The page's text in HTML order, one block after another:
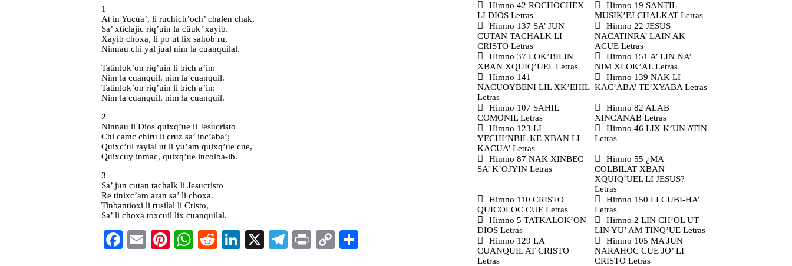
1
At in Yucua’, li ruchich’och’ chalen chak,
Sa’ xticlajic riq’uin la cüuk’ xayib.
Xayib choxa, li po ut lix sahob ru,
Ninnau chi yal jual nim la cuanquilal.
Tatinlok’on riq’uin li bich a’in:
Nim la cuanquil, nim la cuanquil.
Tatinlok’on riq’uin li bich a’in:
Nim la cuanquil, nim la cuanquil.
2
Ninnau li Dios quixq’ue li Jesucristo
Chi camc chiru li cruz sa’ inc’aba’;
Quixc’ul raylal ut li yu’am quixq’ue cue,
Quixcuy inmac, quixq’ue incolba-ib.
3
Sa’ jun cutan tachalk li Jesucristo
Re tinixc’am aran sa’ li choxa.
Tinbantioxi li rusilal li Cristo,
Sa’ li choxa toxcuil lix cuanquilal.
Facebook
EmailPinterest
WhatsApp
RedditLinkedIn
X Telegram
PrintCopy
Himno 42 ROCHOCHEX
LI DIOS Letras
Himno 19 SANTIL
MUSIK’EJ CHALKAT Letras
Himno 137 SA’ JUN
CUTAN TACHALK LI
CRISTO Letras
Himno 22 JESUS
NACATINRA’ LAIN AK
ACUE Letras
Himno 37 LOK’BILIN
XBAN XQUIQ’UEL Letras
Himno 151 A’ LIN NA’
NIM XLOK’AL Letras
Himno 141
NACUOYBENI LIL XK’EHIL
Letras
Himno 139 NAK LI
KAC’ABA’ TE’XYABA Letras
Himno 107 SAHIL
COMONIL Letras
Himno 82 ALAB
XINCANAB Letras
Himno 123 LI
YECHI’NBIL KE XBAN LI
KACUA’ Letras
Himno 46 LIX K’UN ATIN
Letras
Himno 87 NAK XINBEC
SA’ K’OJYIN Letras
Himno 55 ¿MA
COLBILAT XBAN
XQUIQ’UEL LI JESUS?
Letras
Himno 110 CRISTO
QUICOLOC CUE Letras
Himno 150 LI CUBI-HA’
Letras
Himno 5 TATKALOK’ON
DIOS Letras
Himno 2 LIN CH’OL UT
LIN YU’ AM TINQ’UE Letras
Himno 129 LA
CUANQUIL AT CRISTO
Letras
Himno 105 MA JUN
NARAHOC CUE JO’ LI
CRISTO Letras